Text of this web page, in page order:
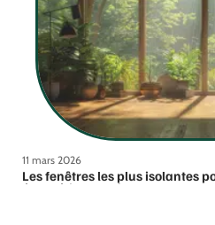
11 mars 2026
Les fenêtres les plus isolantes
énergétique optimale